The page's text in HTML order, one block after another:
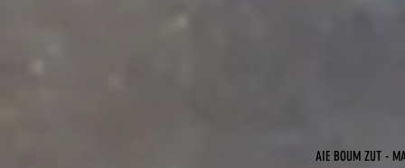
AIE BOUM ZUT -